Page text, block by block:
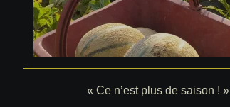
« Ce n’est plus de saison ! »